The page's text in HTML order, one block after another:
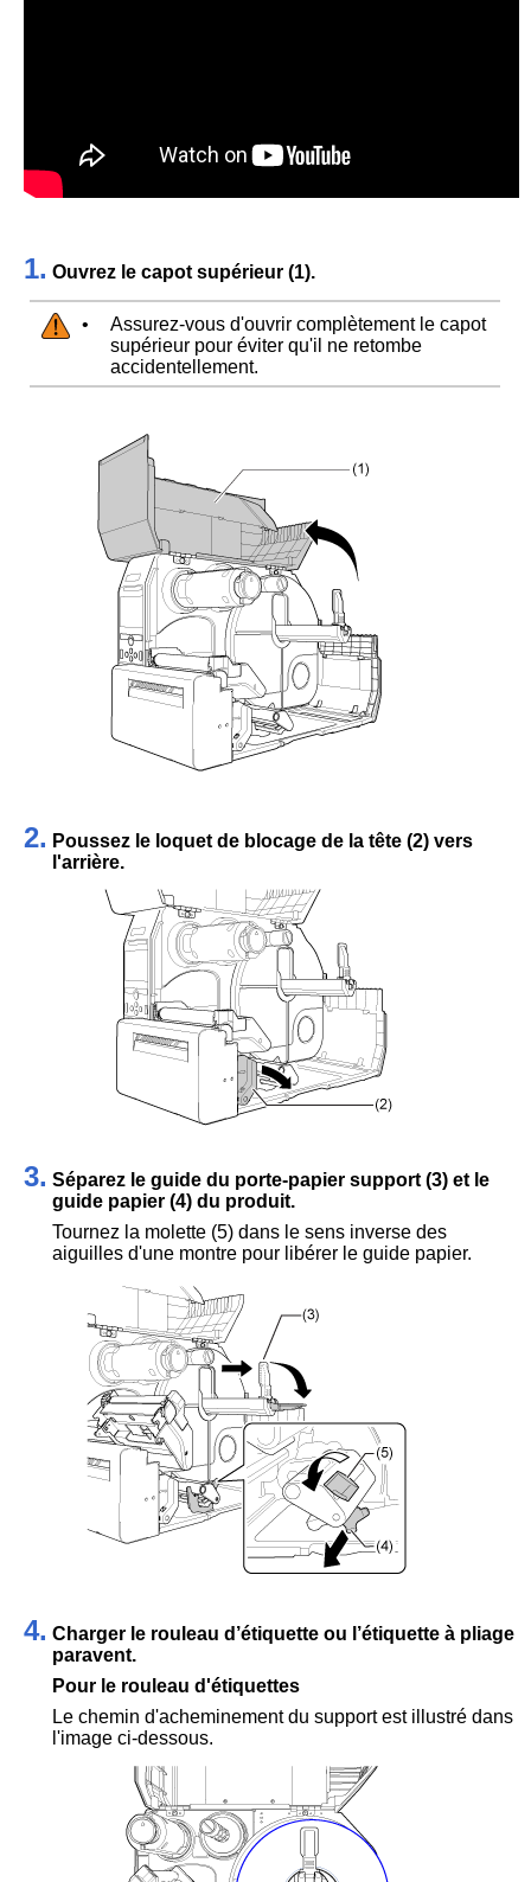
1. Ouvrez le capot supérieur (1).
•
Assurez-vous d'ouvrir complètement le capot
supérieur pour éviter qu'il ne retombe
accidentellement.
2. Poussez le loquet de blocage de la tête (2) vers
l'arrière.
3. Séparez le guide du porte-papier support (3) et le
guide papier (4) du produit.
Tournez la molette (5) dans le sens inverse des
aiguilles d'une montre pour libérer le guide papier.
4. Charger le rouleau d’étiquette ou l’étiquette à pliage
paravent.
Pour le rouleau d'étiquettes
Le chemin d'acheminement du support est illustré dans
l'image ci-dessous.